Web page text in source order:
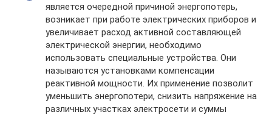
является очередной причиной энергопотерь,
возникает при работе электрических приборов и
увеличивает расход активной составляющей
электрической энергии, необходимо
использовать специальные устройства. Они
называются установками компенсации
реактивной мощности. Их применение позволит
уменьшить энергопотери, снизить напряжение на
различных участках электросети и суммы